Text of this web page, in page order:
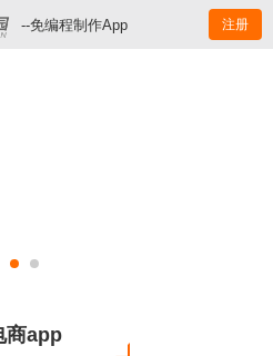
--免编程制作App 注册
商app